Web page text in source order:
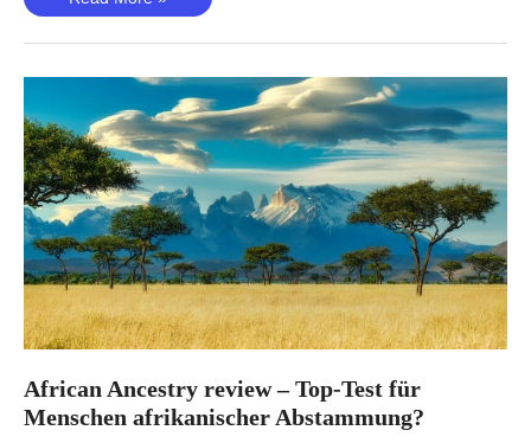
Genomes
review
Genomsequenz
jeden
Geldbeutel?
African Ancestry review – Top-Test für
Menschen afrikanischer Abstammung?